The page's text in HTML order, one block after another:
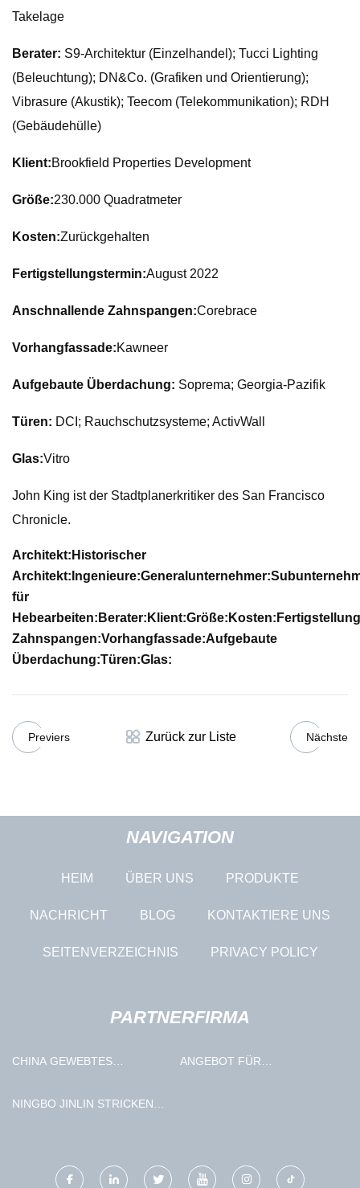
Takelage
Berater: S9-Architektur (Einzelhandel); Tucci Lighting
(Beleuchtung); DN&Co. (Grafiken und Orientierung);
Vibrasure (Akustik); Teecom (Telekommunikation); RDH
(Gebäudehülle)
Klient:Brookfield Properties Development
Größe:230.000 Quadratmeter
Kosten:Zurückgehalten
Fertigstellungstermin:August 2022
Anschnallende Zahnspangen:Corebrace
Vorhangfassade:Kawneer
Aufgebaute Überdachung: Soprema; Georgia-Pazifik
Türen: DCI; Rauchschutzsysteme; ActivWall
Glas:Vitro
John King ist der Stadtplanerkritiker des San Francisco
Chronicle.
Architekt: Historischer
Architekt: Ingenieure:Generalunternehmer:
für
Hebearbeiten: Berater: Klient:Größe: Kosten:
Zahnspangen:Vorhangfassade:Aufgebaute
Überdachung:Türen:Glas:
Previers Zurück zur Liste Nächste
NAVIGATION
HEIM ÜBER UNS PRODUKTE
NACHRICHT BLOG KONTAKTIERE UNS
SEITENVERZEICHNIS PRIVACY POLICY
PARTNERFIRMA
CHINA GEWEBTES
ANGEBOT FÜR
NINGBO JINLIN STRICKEN